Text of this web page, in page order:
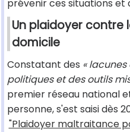
prévenir ces situations
Un plaidoyer
domicile
Constatant des «
politiques et des outils
premier réseau national
personne, s'est saisi dès
"Plaidoyer maltraitance